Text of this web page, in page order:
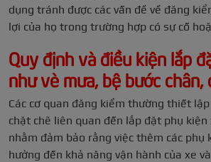
dụng tránh được các vấn đề về đăng
lợi của họ trong trường hợp có sự cố
Quy định và điều kiện lắp
như vè mưa, bệ bước
Các cơ quan đăng kiểm thường thiết
chặt chẽ liên quan đến lắp đặt phụ
nhằm đảm bảo rằng việc thêm các phụ
hưởng đến khả năng vận hành của xe